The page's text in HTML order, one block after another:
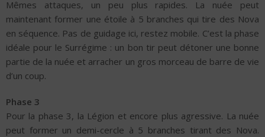
Mêmes attaques, un peu plus rapides. La nuée peut
maintenant former une étoile à 5 branches qui tire des Nova
en séquence. Pas de guidage ici, restez mobile. C’est la phase
idéale pour le Surrégime : un bon tir peut détoner une bonne
partie de la nuée et arracher un gros morceau de barre de vie
d’un coup.
Phase 3
Pour la phase 3, la Légion et encore plus agressive. La nuée
peut former un demi-cercle à 5 branches tirant des Nova.